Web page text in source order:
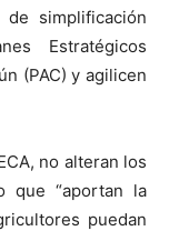
simplificación
Estratégicos
(PAC) y agilicen
no alteran los
que “aportan la
puedan